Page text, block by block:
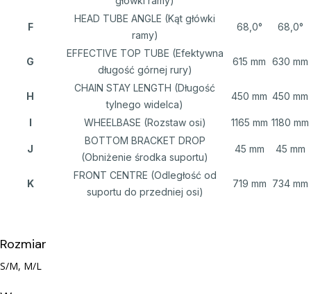
F
HEAD TUBE ANGLE (Kąt główki
ramy)
68,0° 68,0°
G
EFFECTIVE TOP TUBE (Efektywna
długość górnej rury)
615 mm 630 mm
H
CHAIN STAY LENGTH (Długość
tylnego widelca)
450 mm 450 mm
I WHEELBASE (Rozstaw osi) 1165 mm 1180 mm
J
BOTTOM BRACKET DROP
(Obniżenie środka suportu)
45 mm 45 mm
K
FRONT CENTRE (Odległość od
suportu do przedniej osi)
719 mm 734 mm
Rozmiar
S/M, M/L